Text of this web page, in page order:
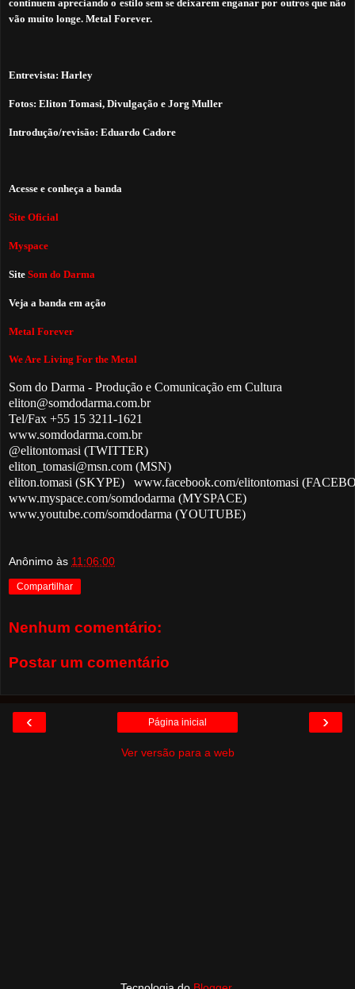
continuem apreciando o estilo sem se deixarem enganar por outros que não
vão muito longe. Metal Forever.
Entrevista: Harley
Fotos: Eliton Tomasi, Divulgação e Jorg Muller
Introdução/revisão: Eduardo Cadore
Acesse e conheça a banda
Site Oficial
Myspace
Site Som do Darma
Veja a banda em ação
Metal Forever
We Are Living For the Metal
Som do Darma - Produção e Comunicação em Cultura
eliton@somdodarma.com.br
Tel/Fax +55 15 3211-1621
www.somdodarma.com.br
@elitontomasi (TWITTER)
eliton_tomasi@msn.com (MSN)
eliton.tomasi (SKYPE)
www.facebook.com/elitontomasi
www.myspace.com/somdodarma (MYSPACE)
www.youtube.com/somdodarma (YOUTUBE)
Anônimo às 11:06:00
Compartilhar
Nenhum comentário:
Postar um comentário
‹ ›
Página inicial
Ver versão para a web